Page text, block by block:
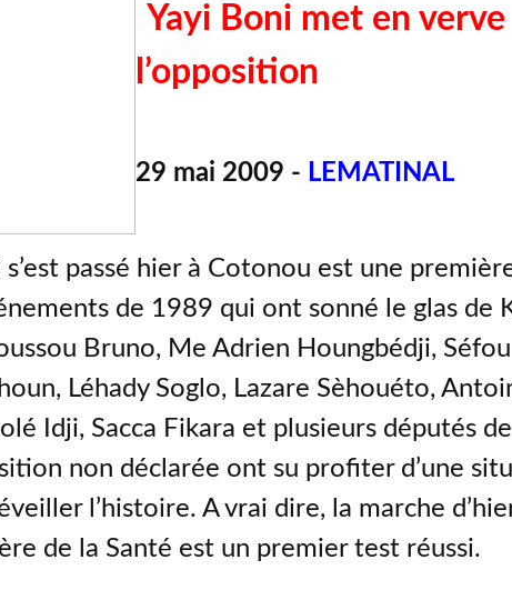
Yayi Boni met en verve
l’opposition
29 mai 2009 - LEMATINAL
s’est passé hier à Cotonou est une
de 1989 qui ont sonné le glas de
Bruno, Me Adrien Houngbédji, Séfou
Léhady Soglo, Lazare Sèhouéto,
Idji, Sacca Fikara et plusieurs députés de
non déclarée ont su profiter d’une
l’histoire. A vrai dire, la marche
de la Santé est un premier test réussi.